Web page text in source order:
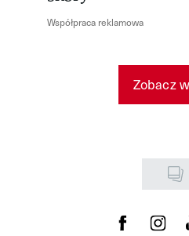
Współpraca reklamowa
Zobacz
Visit us onVisit us